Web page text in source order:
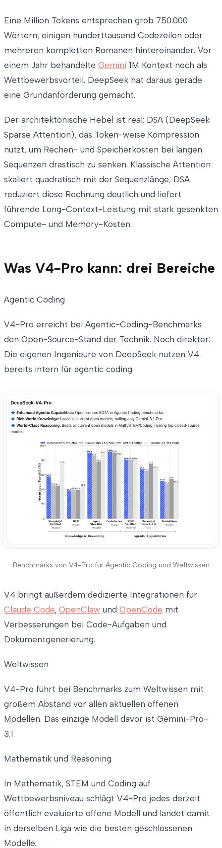
Eine Million Tokens entsprechen grob 750.000
Wörtern, einigen hunderttausend Codezeilen oder
mehreren kompletten Romanen hintereinander. Vor
einem Jahr behandelte Gemini 1M Kontext noch als
Wettbewerbsvorteil. DeepSeek hat daraus gerade
eine Grundanforderung gemacht.
Der architektonische Hebel ist real: DSA (DeepSeek
Sparse Attention), das Token-weise Kompression
nutzt, um Rechen- und Speicherkosten bei langen
Sequenzen drastisch zu senken. Klassische Attention
skaliert quadratisch mit der Sequenzlänge; DSA
reduziert diese Rechnung deutlich und liefert
führende Long-Context-Leistung mit stark gesenkten
Compute- und Memory-Kosten.
Was V4-Pro kann: drei Bereiche
Agentic Coding
V4-Pro erreicht bei Agentic-Coding-Benchmarks
den Open-Source-Stand der Technik. Noch direkter:
Die eigenen Ingenieure von DeepSeek nutzen V4
bereits intern für agentic coding.
Benchmarks von V4-Pro für Agentic Coding und Weltwissen
V4 bringt außerdem dedizierte Integrationen für
Claude Code, OpenClaw und OpenCode mit
Verbesserungen bei Code-Aufgaben und
Dokumentgenerierung.
Weltwissen
V4-Pro führt bei Benchmarks zum Weltwissen mit
großem Abstand vor allen aktuellen offenen
Modellen. Das einzige Modell davor ist Gemini-Pro-
3.1.
Mathematik und Reasoning
In Mathematik, STEM und Coding auf
Wettbewerbsniveau schlägt V4-Pro jedes derzeit
öffentlich evaluierte offene Modell und landet damit
in derselben Liga wie die besten geschlossenen
Modelle.